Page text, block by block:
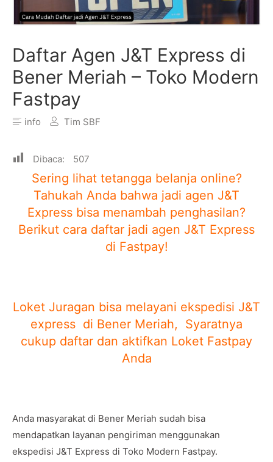
Daftar Agen J&T Express di
Bener Meriah – Toko Modern
Fastpay
info Tim SBF
Dibaca: 507
Sering lihat tetangga belanja online?
Tahukah Anda bahwa jadi agen J&T
Express bisa menambah penghasilan?
Berikut cara daftar jadi agen J&T Express
di Fastpay!
Loket Juragan bisa melayani ekspedisi J&T
express di Bener Meriah, Syaratnya
cukup daftar dan aktifkan Loket Fastpay
Anda
Anda masyarakat di Bener Meriah sudah bisa
mendapatkan layanan pengiriman menggunakan
ekspedisi J&T Express di Toko Modern Fastpay.